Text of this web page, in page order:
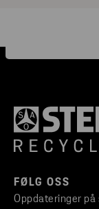
FØLG OSS
Oppdateringer på